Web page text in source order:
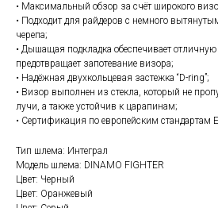
• Максимальный обзор за счёт широкого
• Подходит для райдеров с немного
черепа;
• Дышащая подкладка обеспечивает
предотвращает запотевание визора;
• Надёжная двухкольцевая застежка “D-ring”;
• Визор выполнен из стекла, который не
лучи, а также устойчив к царапинам;
• Сертификация по европейским стандартам
Тип шлема: Интеграл
Модель шлема: DINAMO FIGHTER
Цвет: Черный
Цвет: Оранжевый